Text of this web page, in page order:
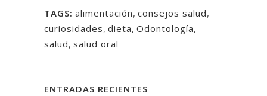
TAGS: alimentación, consejos salud,
curiosidades, dieta, Odontología,
salud, salud oral
ENTRADAS RECIENTES